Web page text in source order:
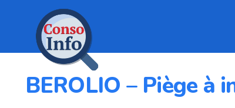
BEROLIO – Piège à